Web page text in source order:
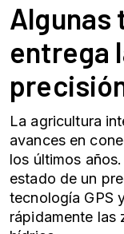
Algunas
entrega
La agricultura
avances en
los últimos
estado de un
tecnología GPS
rápidamente las